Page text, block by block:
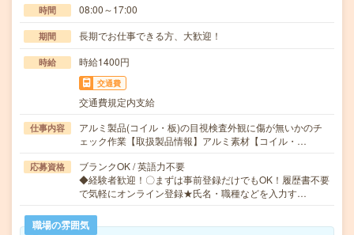
時間 08:00～17:00
期間 長期でお仕事できる方、大歓迎！
時給 時給1400円
交通費
交通費規定内支給
仕事内容
アルミ製品(コイル・板)の目視検査外観に傷が無いかのチ
ェック作業【取扱製品情報】アルミ素材【コイル・…
応募資格
ブランクOK / 英語力不要
◆経験者歓迎！〇まずは事前登録だけでもOK！履歴書不要
で気軽にオンライン登録★氏名・職種などを入力す…
職場の雰囲気